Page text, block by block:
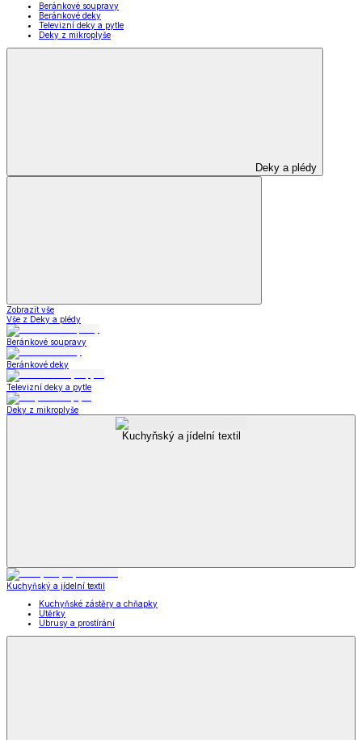
Beránkové soupravy
Beránkové deky
Televizní deky a pytle
Deky z mikroplyše
Deky a plédy
Zobrazit vše
Vše z Deky a plédy
Beránkové soupravy
Beránkové deky
Televizní deky a pytle
Deky z mikroplyše
Kuchyňský a jídelní textil
Kuchyňský a jídelní textil
Kuchyňské zástěry a chňapky
Utěrky
Ubrusy a prostírání